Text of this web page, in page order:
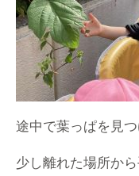
途中で葉っぱを見つ
少し離れた場所か